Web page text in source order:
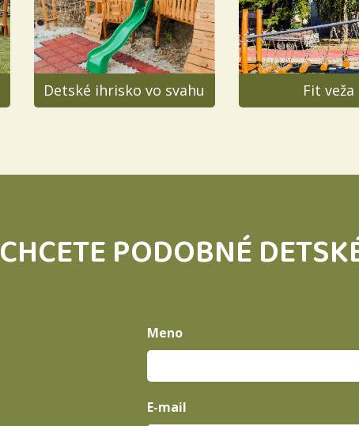
Detské ihrisko vo svahu Fit veža
CHCETE PODOBNÉ
Meno
E-mail